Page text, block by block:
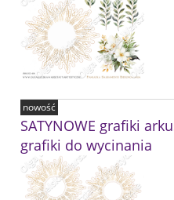
SATYNOWE grafiki
grafiki do wycinania
nowość